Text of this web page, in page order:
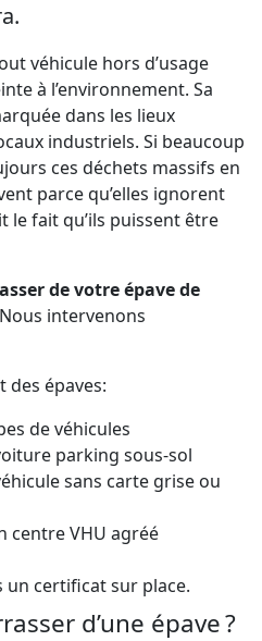
véhicule hors d’usage
à l’environnement. Sa
dans les lieux
industriels. Si beaucoup
ces déchets massifs en
parce qu’elles ignorent
le fait qu’ils puissent être
de votre épave de
Nous intervenons
des épaves:
de véhicules
parking sous-sol
sans carte grise ou
centre VHU agréé
certificat sur place.
d’une épave ?